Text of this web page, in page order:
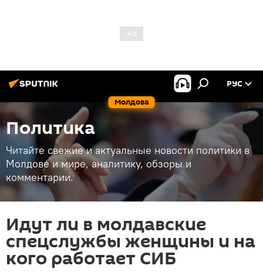
Молдова
РУС
Политика
Читайте свежие и актуальные новости политики в
Молдове и мире, аналитику, обзоры и
комментарии.
Идут ли в молдавские
спецслужбы женщины и на
кого работает СИБ